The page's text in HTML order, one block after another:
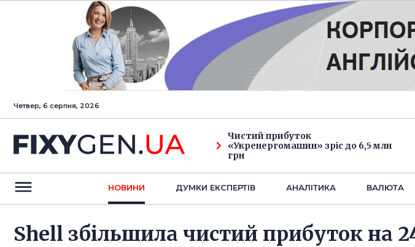
Четвер, 6 серпня, 2026
Чистий прибуток
«Укренергомашин» зріс до 6,5 млн
грн
НОВИНИ ДУМКИ ЕКСПЕРТIВ АНАЛIТИКА ВАЛЮТА
Shell збільшила чистий прибуток на